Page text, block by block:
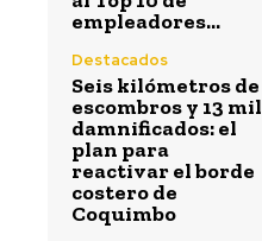
empleadores...
Destacados
Seis kilómetros de
escombros y 13 mil
damnificados: el
plan para
reactivar el borde
costero de
Coquimbo